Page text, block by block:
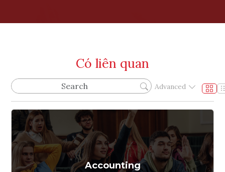
Có liên quan
Advanced
Accounting